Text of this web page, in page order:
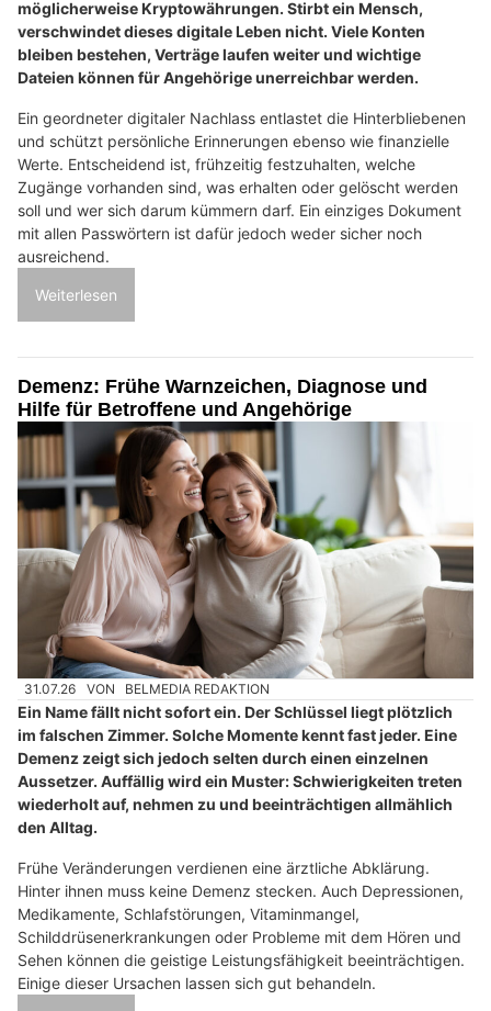
möglicherweise Kryptowährungen. Stirbt ein Mensch,
verschwindet dieses digitale Leben nicht. Viele Konten
bleiben bestehen, Verträge laufen weiter und wichtige
Dateien können für Angehörige unerreichbar werden.
Ein geordneter digitaler Nachlass entlastet die Hinterbliebenen
und schützt persönliche Erinnerungen ebenso wie finanzielle
Werte. Entscheidend ist, frühzeitig festzuhalten, welche
Zugänge vorhanden sind, was erhalten oder gelöscht werden
soll und wer sich darum kümmern darf. Ein einziges Dokument
mit allen Passwörtern ist dafür jedoch weder sicher noch
ausreichend.
Weiterlesen
Demenz: Frühe Warnzeichen, Diagnose und
Hilfe für Betroffene und Angehörige
31.07.26 VON BELMEDIA REDAKTION
Ein Name fällt nicht sofort ein. Der Schlüssel liegt plötzlich
im falschen Zimmer. Solche Momente kennt fast jeder. Eine
Demenz zeigt sich jedoch selten durch einen einzelnen
Aussetzer. Auffällig wird ein Muster: Schwierigkeiten treten
wiederholt auf, nehmen zu und beeinträchtigen allmählich
den Alltag.
Frühe Veränderungen verdienen eine ärztliche Abklärung.
Hinter ihnen muss keine Demenz stecken. Auch Depressionen,
Medikamente, Schlafstörungen, Vitaminmangel,
Schilddrüsenerkrankungen oder Probleme mit dem Hören und
Sehen können die geistige Leistungsfähigkeit beeinträchtigen.
Einige dieser Ursachen lassen sich gut behandeln.